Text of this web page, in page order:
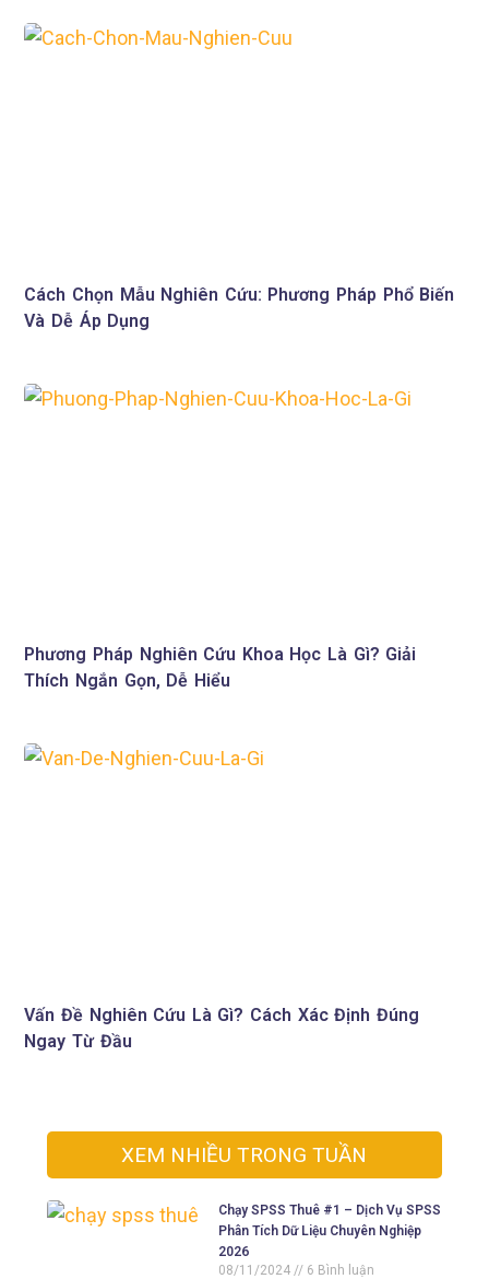
Cách Chọn Mẫu Nghiên Cứu: Phương Pháp Phổ Biến
Và Dễ Áp Dụng
Phương Pháp Nghiên Cứu Khoa Học Là Gì? Giải
Thích Ngắn Gọn, Dễ Hiểu
Vấn Đề Nghiên Cứu Là Gì? Cách Xác Định Đúng
Ngay Từ Đầu
XEM NHIỀU TRONG TUẦN
Chạy SPSS Thuê #1 – Dịch Vụ SPSS
Phân Tích Dữ Liệu Chuyên Nghiệp
2026
08/11/2024
6 Bình luận